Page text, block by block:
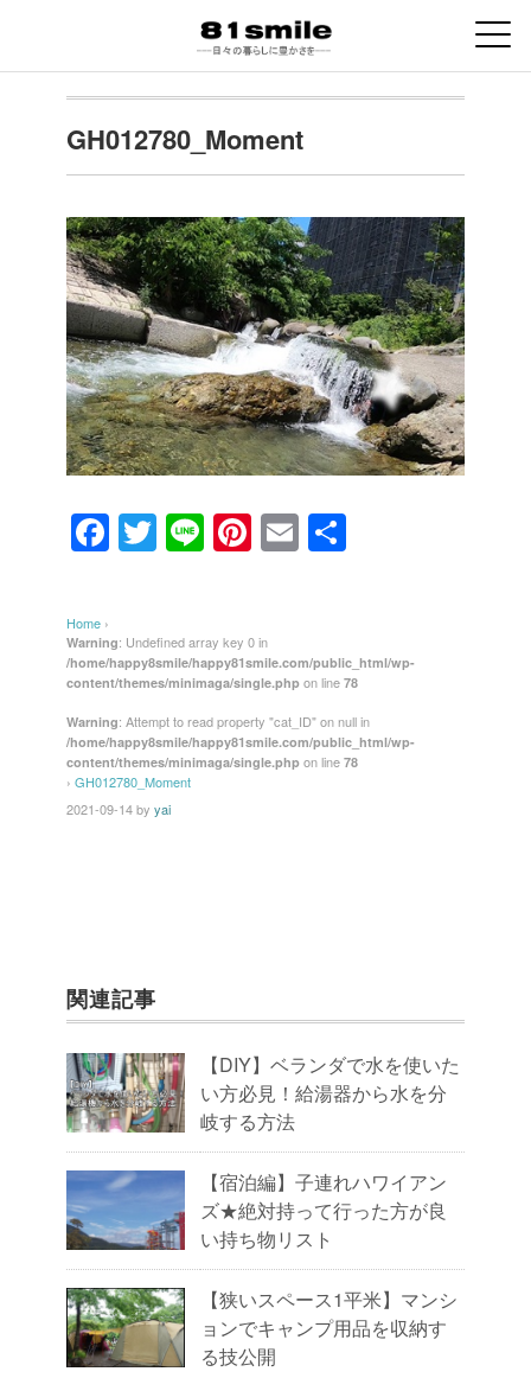
GH012780_Moment
F
e
b
o
o
k
T
er
Li Pi
e
st
E
Home ›
Warning: Undefined array key 0 in
/home/happy8smile/happy81smile.com/public_html/wp-
content/themes/minimaga/single.php on line 78
Warning: Attempt to read property "cat_ID" on null in
/home/happy8smile/happy81smile.com/public_html/wp-
content/themes/minimaga/single.php on line 78
› GH012780_Moment
2021-09-14by yai
関連記事
【DIY】ベランダで水を使いた
い方必見！給湯器から水を分
岐する方法
【宿泊編】子連れハワイアン
ズ★絶対持って行った方が良
い持ち物リスト
【狭いスペース1平米】マンシ
ョンでキャンプ用品を収納す
る技公開